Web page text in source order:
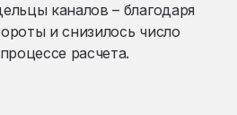
каналов – благодаря
и снизилось число
расчета.